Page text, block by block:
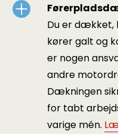
Du er dækket,
kører galt og
er nogen
andre
Dækningen
for tabt
varige mén.